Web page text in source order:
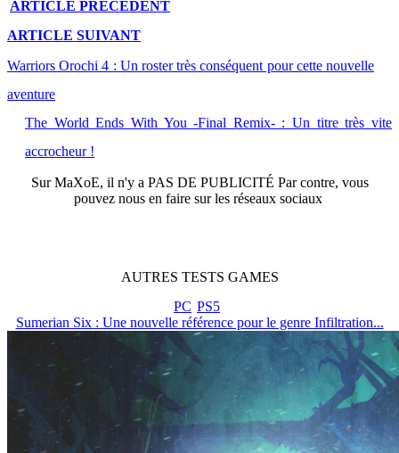
ARTICLE PRÉCÉDENT
ARTICLE SUIVANT
Warriors Orochi 4 : Un roster très conséquent pour cette nouvelle
aventure
The World Ends With You -Final Remix- : Un titre très vite
accrocheur !
SurMaXoE, il n'y a PAS DE PUBLICITÉ Par contre, vous
pouvez nous en faire sur les réseaux sociaux
AUTRES TESTS GAMES
PC PS5
Sumerian Six : Une nouvelle référence pour le genre Infiltration...